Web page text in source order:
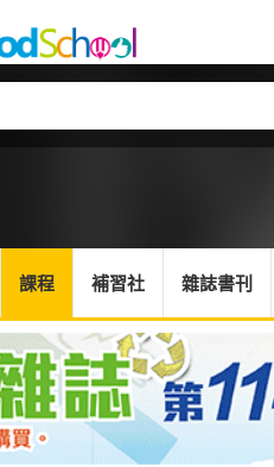
課程 補習社 雜誌書刊